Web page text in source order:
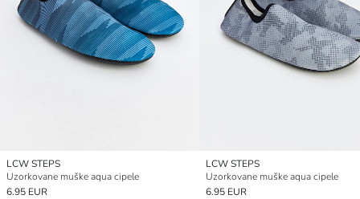
LCW STEPS
Uzorkovane muške aqua cipele
6.95 EUR
LCW STEPS
Uzorkovane muške aqua cipele
6.95 EUR